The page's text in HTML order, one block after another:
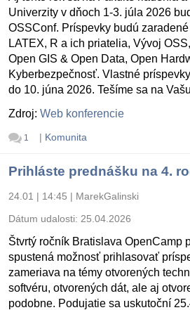
Univerzity v dňoch 1-3. júla 2026
OSSConf. Príspevky budú
LATEX, R a ich priatelia, Vývoj
Open GIS & Open Data, Open
Kyberbezpečnosť. Vlastné
do 10. júna 2026. Tešíme sa na
Zdroj: Web konferencie
1 | Komunita
Prihláste prednášku na 4.
24.01 | 14:45 | MarekGalinski
Dátum udalosti: 25.04.2026
Štvrtý ročník Bratislava OpenCamp
spustená možnosť prihlasovať
zameriava na témy otvorených
softvéru, otvorených dát, ale aj
podobne. Podujatie sa uskutoční